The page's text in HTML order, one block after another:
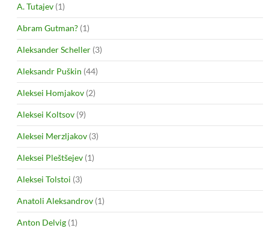
A. Tutajev (1)
Abram Gutman? (1)
Aleksander Scheller (3)
Aleksandr Puškin (44)
Aleksei Homjakov (2)
Aleksei Koltsov (9)
Aleksei Merzljakov (3)
Aleksei Pleštšejev (1)
Aleksei Tolstoi (3)
Anatoli Aleksandrov (1)
Anton Delvig (1)